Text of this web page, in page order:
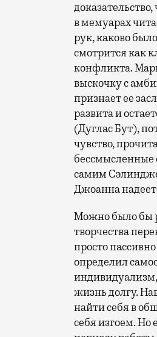
в мемуарах
рук, каково
смотрится как
конфликта.
выскочку с
признает ее
развита и
(Дуглас Бут),
чувство,
бессмысленные
самим
Джоанна
Можно было бы
творчества
просто
определил
жизнь долгу.
найти себя в
себя изгоем. Но